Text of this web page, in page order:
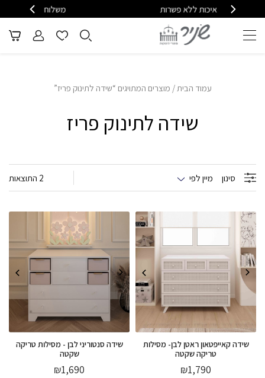
עמוד הבית/ מוצרים המתויגים “שידה לתינוק פריז”
שידה לתינוק פריז
סינון מיין לפי 2 התוצאות
שידה קאייפטאון ראטן לבן- מסילות
טריקה שקטה
₪1,790
שידה סנטוריני לבן - מסילות טריקה
שקטה
₪1,690